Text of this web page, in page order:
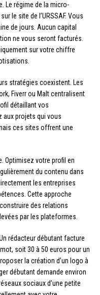
Le régime de la micro-
le site de l’URSSAF. Vous
de jours. Aucun capital
ne vous seront facturés.
sur votre chiffre
stratégies coexistent. Les
Fiverr ou Malt centralisent
détaillant vos
projets qui vous
ces sites offrent une
Optimisez votre profil en
du contenu dans
les entreprises
Cette approche
des relations
par les plateformes.
rédacteur débutant facture
soit 30 à 50 euros pour un
la création d’un logo à
débutant demande environ
sociaux d’une petite